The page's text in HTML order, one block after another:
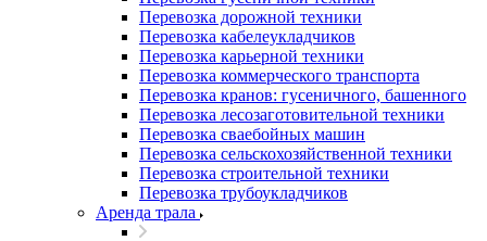
Перевозка дорожной техники
Перевозка кабелеукладчиков
Перевозка карьерной техники
Перевозка коммерческого транспорта
Перевозка кранов: гусеничного, башенного
Перевозка лесозаготовительной техники
Перевозка сваебойных машин
Перевозка сельскохозяйственной техники
Перевозка строительной техники
Перевозка трубоукладчиков
Аренда трала